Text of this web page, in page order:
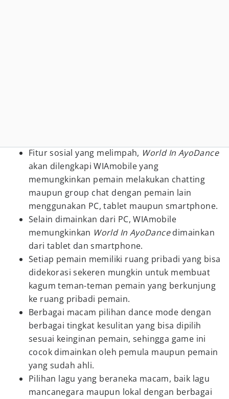
Fitur sosial yang melimpah, World In AyoDance
akan dilengkapi WIAmobile yang
memungkinkan pemain melakukan chatting
maupun group chat dengan pemain lain
menggunakan PC, tablet maupun smartphone.
Selain dimainkan dari PC, WIAmobile
memungkinkan World In AyoDancedimainkan
dari tablet dan smartphone.
Setiap pemain memiliki ruang pribadi yang bisa
didekorasi sekeren mungkin untuk membuat
kagum teman-teman pemain yang berkunjung
ke ruang pribadi pemain.
Berbagai macam pilihan dance mode dengan
berbagai tingkat kesulitan yang bisa dipilih
sesuai keinginan pemain, sehingga game ini
cocok dimainkan oleh pemula maupun pemain
yang sudah ahli.
Pilihan lagu yang beraneka macam, baik lagu
mancanegara maupun lokal dengan berbagai